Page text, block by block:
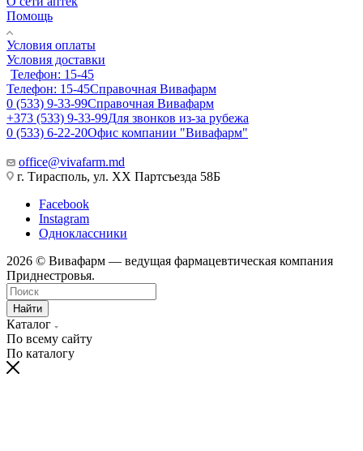
Помощь
Условия оплаты
Условия доставки
Телефон: 15-45
Телефон: 15-45Справочная Вивафарм
0 (533) 9-33-99Справочная Вивафарм
+373 (533) 9-33-99Для звонков из-за рубежа
0 (533) 6-22-20Офис компании "Вивафарм"
office@vivafarm.md
г. Тирасполь, ул. ХХ Партсъезда 58Б
Facebook
Instagram
Одноклассники
2026 © Вивафарм — ведущая фармацевтическая компания
Приднестровья.
Найти
Каталог
По всему сайту
По каталогу